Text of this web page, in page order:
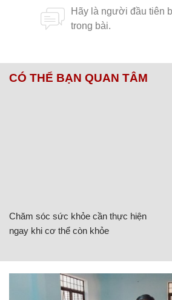
CÓ THỂ BẠN QUAN TÂM
Chăm sóc sức khỏe cần thực hiện
ngay khi cơ thể còn khỏe